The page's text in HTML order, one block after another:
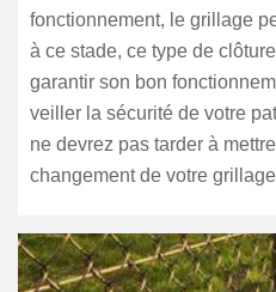
fonctionnement, le grillage
à ce stade, ce type de
garantir son bon
veiller la sécurité de votre
ne devrez pas tarder à
changement de votre